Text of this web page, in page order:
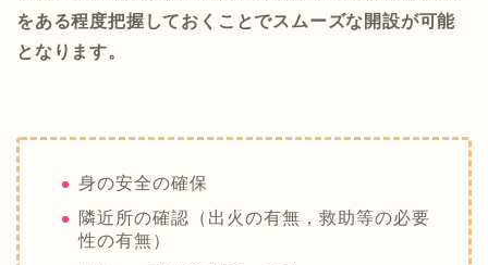
をある程度把握しておくことでスムーズな開設が可能
となります。
身の安全の確保
隣近所の確認（出火の有無，救助等の必要
性の有無）